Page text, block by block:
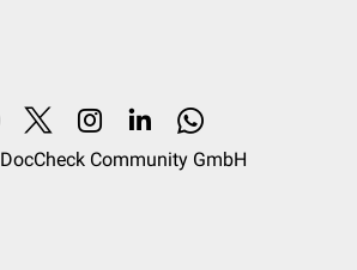
DocCheck Community GmbH